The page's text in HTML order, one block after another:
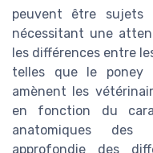
peuvent être sujets
nécessitant une
les différences entre
telles que le poney
amènent les
en fonction du
anatomiques des
approfondie des